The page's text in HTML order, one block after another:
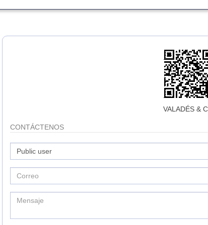
🏢LEX CONSULTANT
ABOGADOS
La firma LEX CONSULTANT
Abogados fue establecido el 16
Asesoría
Gestoría
VALADÉS &
CONTÁCTENOS